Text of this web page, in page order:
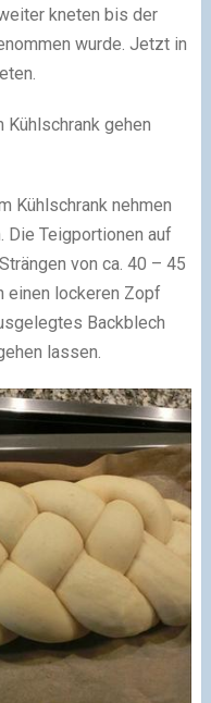
kneten bis der
wurde. Jetzt in
Kühlschrank gehen
Kühlschrank nehmen
Die Teigportionen auf
von ca. 40 – 45
einen lockeren Zopf
Backblech
lassen.